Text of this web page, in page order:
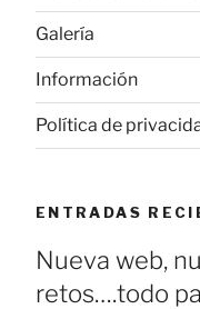
Galería
Información
Política de
ENTRADAS
Nueva web,
retos….todo